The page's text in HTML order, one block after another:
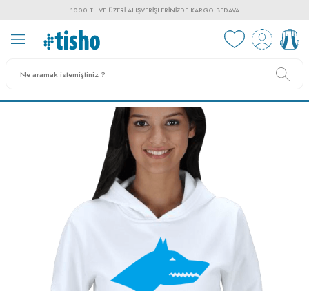
1000 TL VE ÜZERI ALIŞVERIŞLERINIZDE KARGO BEDAVA